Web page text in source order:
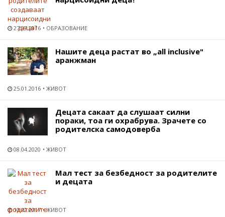
27.07.2016 ОБРАЗОВАНИЕ
Нашите деца растат во „all inclusive"
аранжман
25.01.2016 ЖИВОТ
Децата сакаат да слушаат силни
пораки, тоа ги охрабрува. Зрачете со
родителска самодоверба
08.04.2020 ЖИВОТ
Мал тест за безбедност за родителите
и децата
10.12.2017 ЖИВОТ